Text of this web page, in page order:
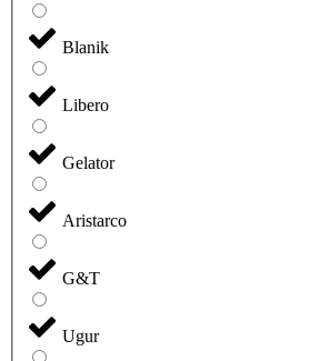
Blanik
Libero
Gelator
Aristarco
G&T
Ugur